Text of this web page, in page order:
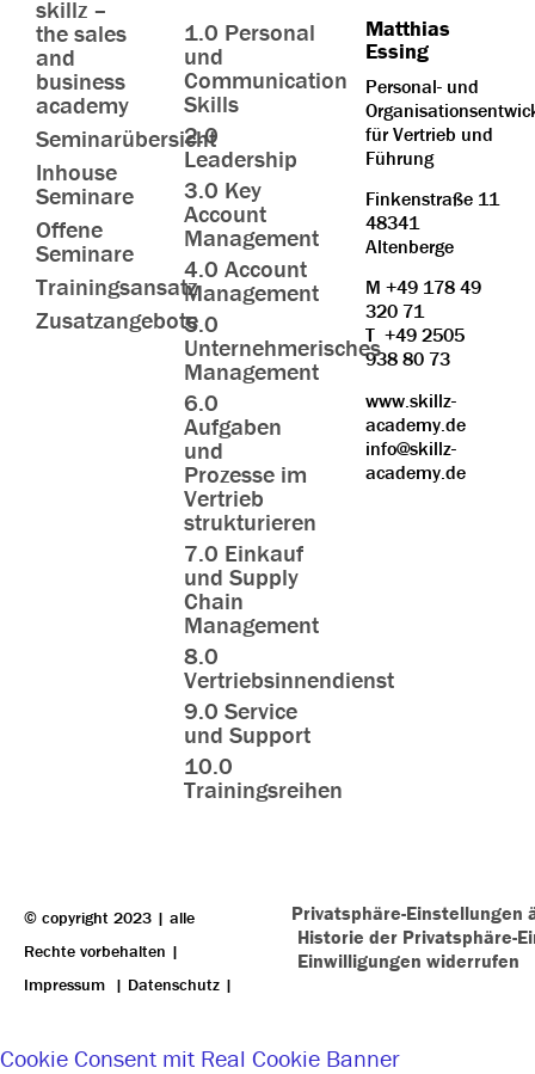
skillz –
the sales
and
business
academy
Seminarübersicht
Inhouse
Seminare
Offene
Seminare
Trainingsansatz
Zusatzangebote
1.0 Personal
und
Communication
Skills
2.0
Leadership
3.0 Key
Account
Management
4.0 Account
Management
5.0
Unternehmerisches
Management
6.0
Aufgaben
und
Prozesse im
Vertrieb
strukturieren
7.0 Einkauf
und Supply
Chain
Management
8.0
Vertriebsinnendienst
9.0 Service
und Support
10.0
Trainingsreihen
Matthias
Essing
Personal- und
für Vertrieb und
Führung
Finkenstraße 11
48341
Altenberge
M +49 178 49
320 71
T +49 2505
938 80 73
www.skillz-
academy.de
info@skillz-
academy.de
© copyright 2023 | alle
Rechte vorbehalten |
Impressum | Datenschutz |
Privatsphäre-Einstellungen
Historie der Privatsphäre-
Einwilligungen widerrufen
Cookie Consent mit Real Cookie Banner